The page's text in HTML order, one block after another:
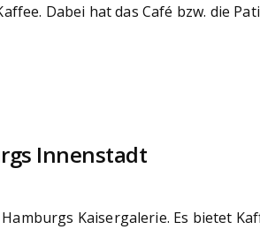
Dabei hat das Café bzw. die
Innenstadt
Kaisergalerie. Es bietet